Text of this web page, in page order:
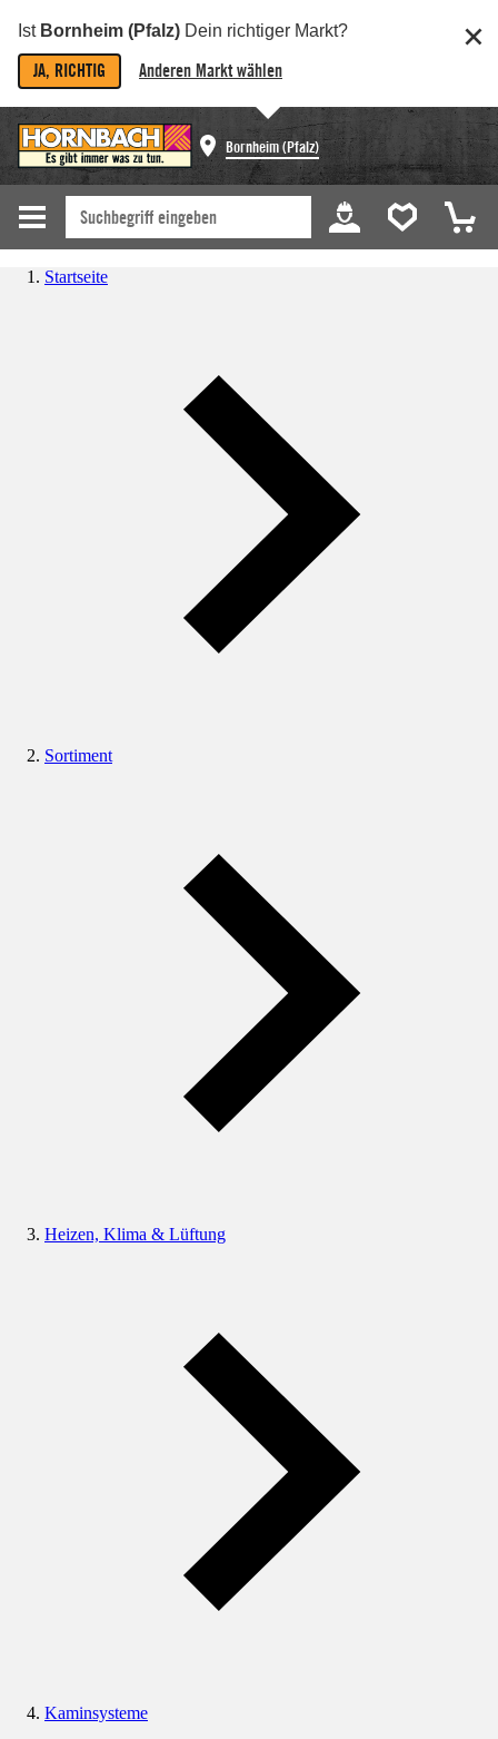
Ist Bornheim (Pfalz) Dein richtiger Markt?
JA, RICHTIG Anderen Markt wählen
Bornheim (Pfalz)
Startseite
Sortiment
Heizen, Klima & Lüftung
Kaminsysteme